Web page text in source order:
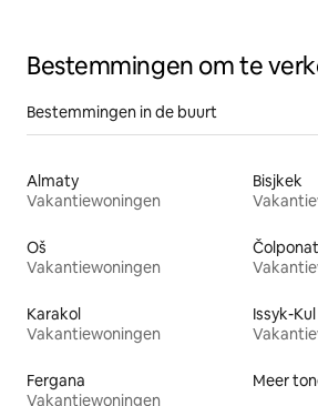
Bestemmingen om te
Bestemmingen in de buurt
Almaty
Vakantiewoningen
Bisjkek
Oš
Vakantiewoningen
Karakol
Vakantiewoningen
Issyk-Kul
Fergana
Vakantiewoningen
Meer